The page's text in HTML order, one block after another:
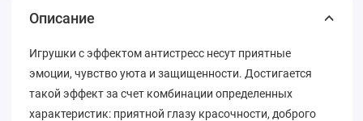
Описание
Игрушки с эффектом антистресс несут приятные
эмоции, чувство уюта и защищенности. Достигается
такой эффект за счет комбинации определенных
характеристик: приятной глазу красочности, доброго